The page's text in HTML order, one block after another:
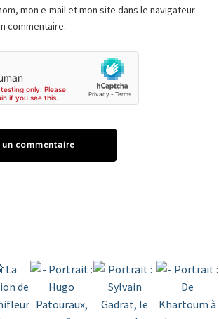
mon e-mail et mon site dans le navigateur
commentaire.